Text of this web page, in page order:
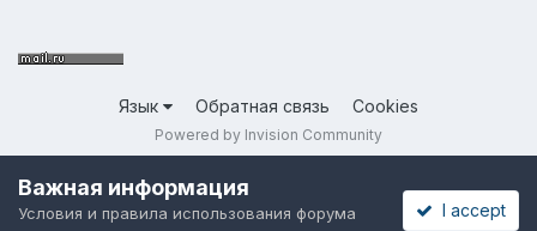
Язык Обратная связь Cookies
Powered by Invision Community
Важная информация
Условия и правила использования форума
I accept